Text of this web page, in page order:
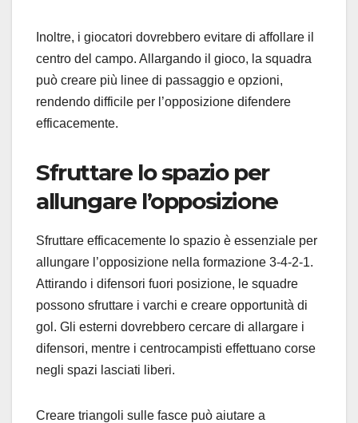
Inoltre, i giocatori dovrebbero evitare di affollare il
centro del campo. Allargando il gioco, la squadra
può creare più linee di passaggio e opzioni,
rendendo difficile per l’opposizione difendere
efficacemente.
Sfruttare lo spazio per
allungare l’opposizione
Sfruttare efficacemente lo spazio è essenziale per
allungare l’opposizione nella formazione 3-4-2-1.
Attirando i difensori fuori posizione, le squadre
possono sfruttare i varchi e creare opportunità di
gol. Gli esterni dovrebbero cercare di allargare i
difensori, mentre i centrocampisti effettuano corse
negli spazi lasciati liberi.
Creare triangoli sulle fasce può aiutare a